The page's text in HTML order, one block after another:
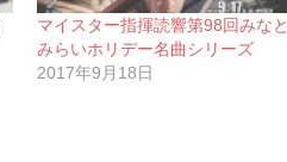
マイスター指揮読響第98回みなと
みらいホリデー名曲シリーズ
2017年9月18日